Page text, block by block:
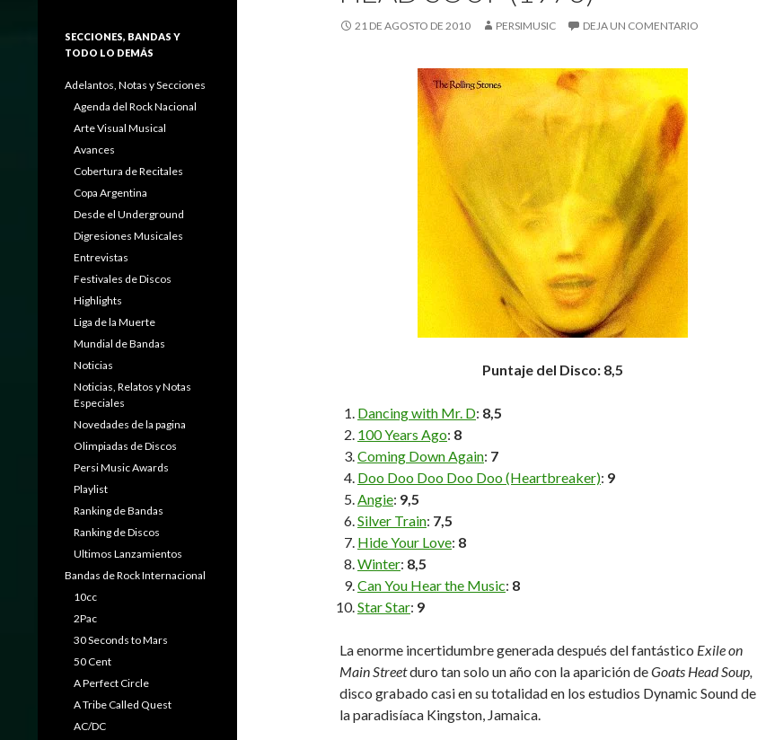
21 DE AGOSTO DE 2010 PERSIMUSIC DEJA UN COMENTARIO
Puntaje del Disco: 8,5
Dancing with Mr. D: 8,5
100 Years Ago: 8
Coming Down Again: 7
Doo Doo Doo Doo Doo (Heartbreaker): 9
Angie: 9,5
Silver Train: 7,5
Hide Your Love: 8
Winter: 8,5
Can You Hear the Music: 8
Star Star: 9
La enorme incertidumbre generada después del fantástico Exile on
Main Streetduro tan solo un año con la aparición deGoats Head Soup,
disco grabado casi en su totalidad en los estudios Dynamic Sound de
la paradisíaca Kingston, Jamaica.
SECCIONES, BANDAS Y
TODO LO DEMÁS
Adelantos, Notas y Secciones
Agenda del Rock Nacional
Arte Visual Musical
Avances
Cobertura de Recitales
Copa Argentina
Desde el Underground
Digresiones Musicales
Entrevistas
Festivales de Discos
Highlights
Liga de la Muerte
Mundial de Bandas
Noticias
Noticias, Relatos y Notas
Especiales
Novedades de la pagina
Olimpiadas de Discos
Persi Music Awards
Playlist
Ranking de Bandas
Ranking de Discos
Ultimos Lanzamientos
Bandas de Rock Internacional
10cc
2Pac
30 Seconds to Mars
50 Cent
A Perfect Circle
A Tribe Called Quest
AC/DC